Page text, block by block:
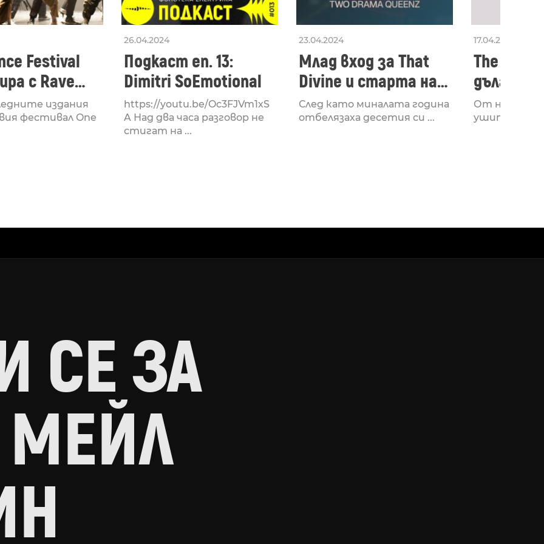
Festival
с Rave
на
издания
фестивал One
26.04.2024
Подкаст еп. 13:
Dimitri SoEmotional
https://youtu.be/Oc3FJVm1xS
A Над два часа разговор не
стигат на ...
23.04.2024
Млад вход за That
Divine и старта на
лейбъла им
След като миналата година
отбелязаха десетия си ...
17.04.2024
The
втори
излезе
От няколко
ушите и
СЕ ЗА